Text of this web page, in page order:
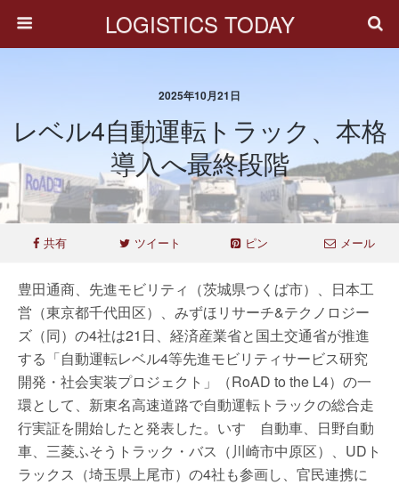
LOGISTICS TODAY
2025年10月21日
レベル4自動運転トラック、本格
導入へ最終段階
共有 ツイート ピン メール
豊田通商、先進モビリティ（茨城県つくば市）、日本工
営（東京都千代田区）、みずほリサーチ&テクノロジー
ズ（同）の4社は21日、経済産業省と国土交通省が推進
する「自動運転レベル4等先進モビリティサービス研究
開発・社会実装プロジェクト」（RoAD to the L4）の一
環として、新東名高速道路で自動運転トラックの総合走
行実証を開始したと発表した。いすゞ自動車、日野自動
車、三菱ふそうトラック・バス（川崎市中原区）、UDト
ラックス（埼玉県上尾市）の4社も参画し、官民連携に